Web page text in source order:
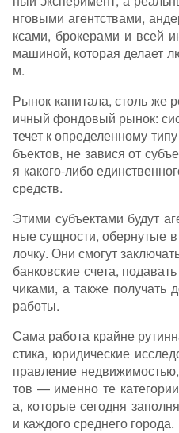
лгоритмического
е созданы; 4) Огромные
итала ищут новые источники
ансирование будет
итал для стартапов,
ы на оборотный капитал
pital), финансирование на
F) и, наконец,
ание портфелей (slate
иональных инвесторов.
оем расчета,
Ключевое препятствие
ия или спрос, а отсутствие
структуры: стандартных
рактов и рейтингов. Как
работа будет проделана,
ентам напрямую,
нговыми агентствами,
ксами, брокерами и всей
машиной, которая делает
м.
Рынок капитала, столь же
ичный фондовый рынок:
течет к определенному
бъектов, не завися от
я какого-либо
средств.
Этими субъектами будут
ные сущности, обернутые
лочку. Они смогут
банковские счета,
чиками, а также получать
работы.
Сама работа крайне
стика, юридические
правление
тов — именно те
а, которые сегодня
и каждого среднего города.